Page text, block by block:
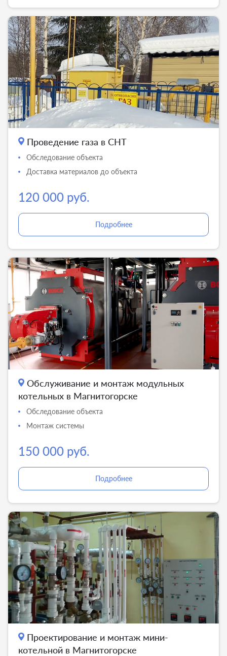
Проведение газа в СНТ
Обследование объекта
Доставка материалов до объекта
120 000 руб.
Подробнее
Обслуживание и монтаж модульных
котельных в Магнитогорске
Обследование объекта
Монтаж системы
150 000 руб.
Подробнее
Проектирование и монтаж мини-
котельной в Магнитогорске